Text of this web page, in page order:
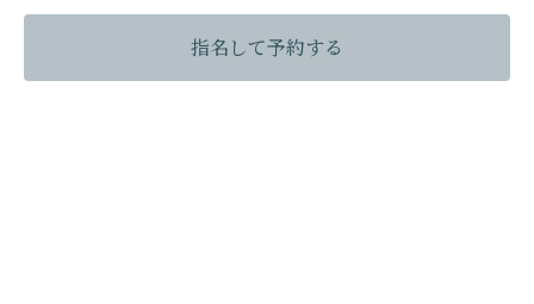
指名して予約する